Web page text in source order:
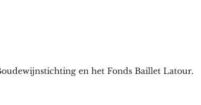
en het Fonds Baillet Latour.